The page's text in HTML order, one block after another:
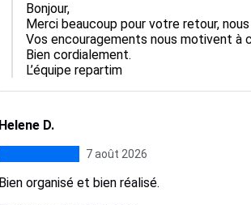
Bonjour,
Merci beaucoup pour votre retour,
Vos encouragements nous motivent à
Bien cordialement.
L’équipe repartim
Helene D.
7 août 2026
Bien organisé et bien réalisé.